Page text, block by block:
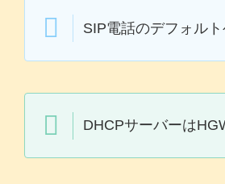
SIP電話のデフォル
DHCPサーバーは